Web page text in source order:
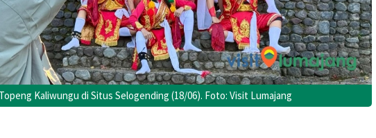
Kaliwungu di Situs Selogending (18/06). Foto: Visit Lumajang